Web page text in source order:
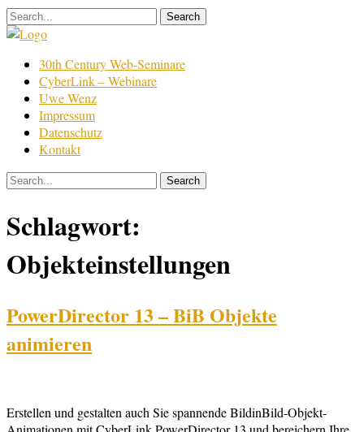
Skip
to
Film
Bearbeitung
30th Century Web-Seminare
CyberLink – Webinare
Uwe Wenz
Impressum
Datenschutz
Kontakt
Schlagwort:
Objekteinstellungen
PowerDirector 13 – BiB Objekte
animieren
Erstellen und gestalten auch Sie spannende BildinBild-Objekt-